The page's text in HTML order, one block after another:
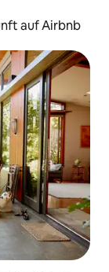
auf Airbnb